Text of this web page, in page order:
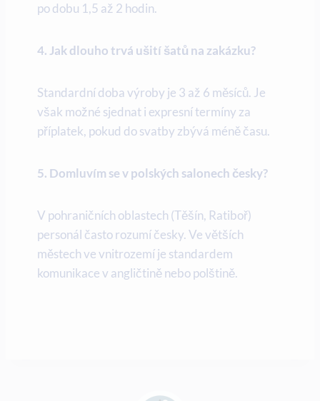
po dobu 1,5 až 2 hodin.
4. Jak dlouho trvá ušití šatů na zakázku?
Standardní doba výroby je 3 až 6 měsíců. Je
však možné sjednat i expresní termíny za
příplatek, pokud do svatby zbývá méně času.
5. Domluvím se v polských salonech česky?
V pohraničních oblastech (Těšín, Ratiboř)
personál často rozumí česky. Ve větších
městech ve vnitrozemí je standardem
komunikace v angličtině nebo polštině.